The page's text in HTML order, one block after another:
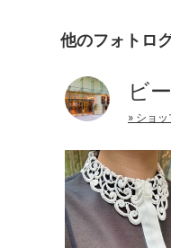
他のフォトロ
ビ
» ショ